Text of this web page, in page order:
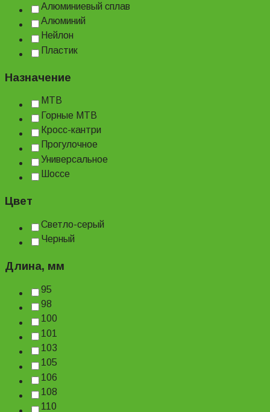
Алюминиевый сплав
Алюминий
Нейлон
Пластик
Назначение
MTB
Горные MTB
Кросс-кантри
Прогулочное
Универсальное
Шоссе
Цвет
Светло-серый
Черный
Длина, мм
95
98
100
101
103
105
106
108
110